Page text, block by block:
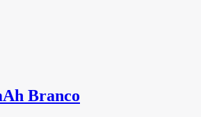
Branco